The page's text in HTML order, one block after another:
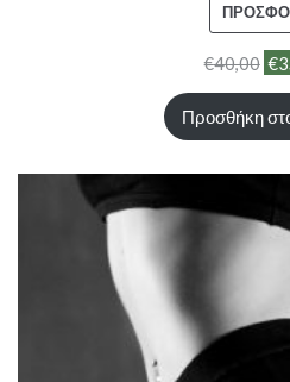
€40,00 €
Προσθήκη